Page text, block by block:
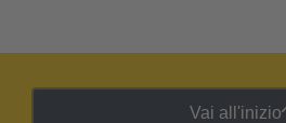
Vai all'inizio